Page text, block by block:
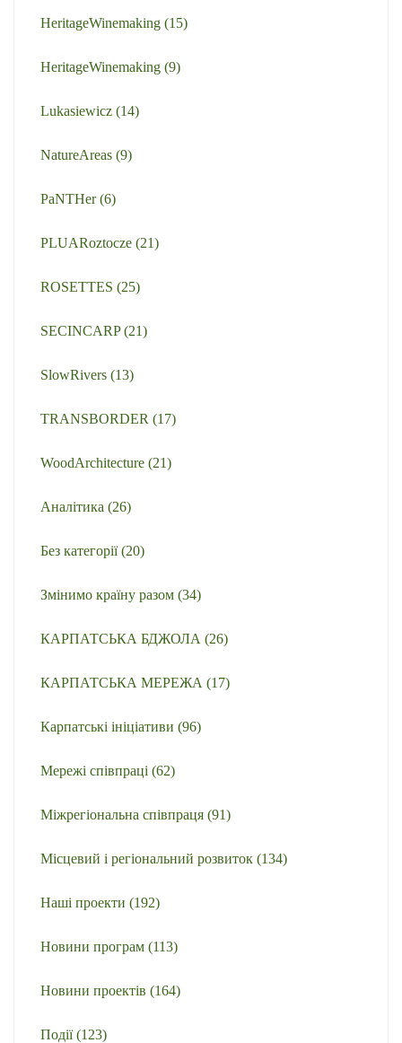
HeritageWinemaking (15)
HeritageWinemaking (9)
Lukasiewicz (14)
NatureAreas (9)
PaNTHer(6)
PLUARoztocze (21)
ROSETTES (25)
SECINCARP(21)
SlowRivers (13)
TRANSBORDER (17)
WoodArchitecture (21)
Аналітика (26)
Без категорії(20)
Змінимо країну разом (34)
КАРПАТСЬКА БДЖОЛА (26)
КАРПАТСЬКА МЕРЕЖА (17)
Карпатські ініціативи (96)
Мережі співпраці (62)
Міжрегіональна співпраця (91)
Місцевий і регіональний розвиток (134)
Наші проекти (192)
Новини програм (113)
Новини проектів (164)
Події(123)